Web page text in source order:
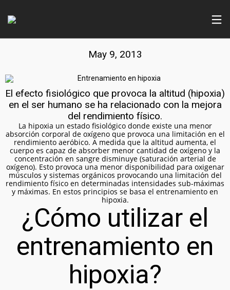
May 9, 2013
El efecto fisiológico que provoca la altitud (hipoxia)
en el ser humano se ha relacionado con la mejora
del rendimiento físico.
La hipoxia un estado fisiológico donde existe una menor
absorción corporal de oxígeno que provoca una limitación en el
rendimiento aeróbico. A medida que la altitud aumenta, el
cuerpo es capaz de absorber menor cantidad de oxígeno y la
concentración en sangre disminuye (saturación arterial de
oxígeno). Esto provoca una menor disponibilidad para oxigenar
músculos y sistemas orgánicos provocando una limitación del
rendimiento físico en determinadas intensidades sub-máximas
y máximas. En estos principios se basa el entrenamiento en
hipoxia.
¿Cómo utilizar el
entrenamiento en
hipoxia?